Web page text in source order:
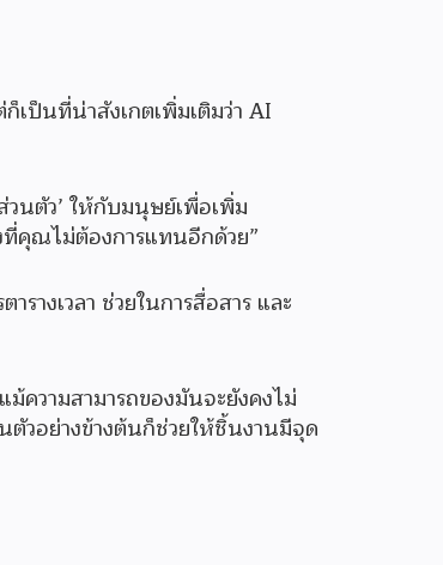
เป็นที่น่าสังเกตเพิ่มเติมว่า AI
นตัว’ ให้กับมนุษย์เพื่อเพิ่ม
ที่คุณไม่ต้องการแทนอีกด้วย”
างเวลา ช่วยในการสื่อสาร และ
ความสามารถของมันจะยังคงไม่
วอย่างข้างต้นก็ช่วยให้ชิ้นงานมีจุด